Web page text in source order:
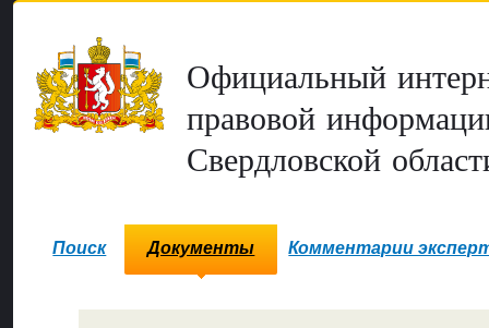
Официальный
правовой
Свердловской
Поиск Документы Комментарии